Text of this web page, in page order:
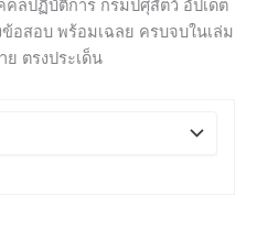
ลปฏิบัติการ กรมปศุสัตว์ อัปเดต
อสอบ พร้อมเฉลย ครบจบในเล่ม
ย ตรงประเด็น